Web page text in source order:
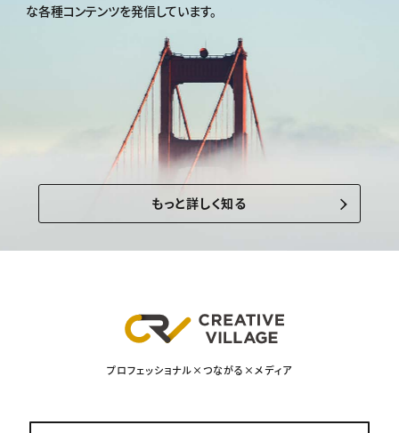
な各種コンテンツを発信しています。
もっと詳しく知る
プロフェッショナル×つながる×メディア